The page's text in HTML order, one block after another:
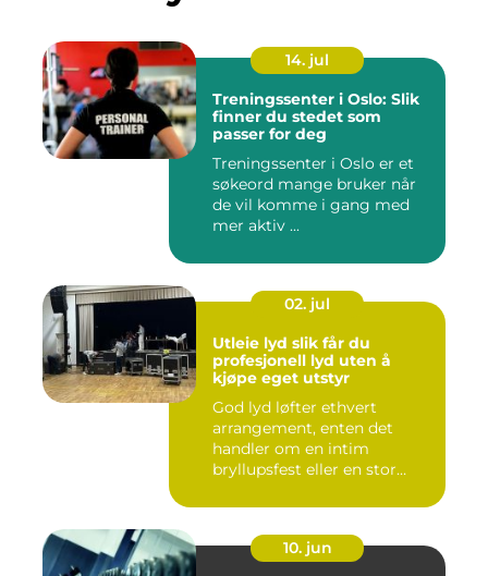
14. jul
Treningssenter i Oslo: Slik
finner du stedet som
passer for deg
Treningssenter i Oslo er et
søkeord mange bruker når
de vil komme i gang med
mer aktiv ...
02. jul
Utleie lyd slik får du
profesjonell lyd uten å
kjøpe eget utstyr
God lyd løfter ethvert
arrangement, enten det
handler om en intim
bryllupsfest eller en stor
10. jun